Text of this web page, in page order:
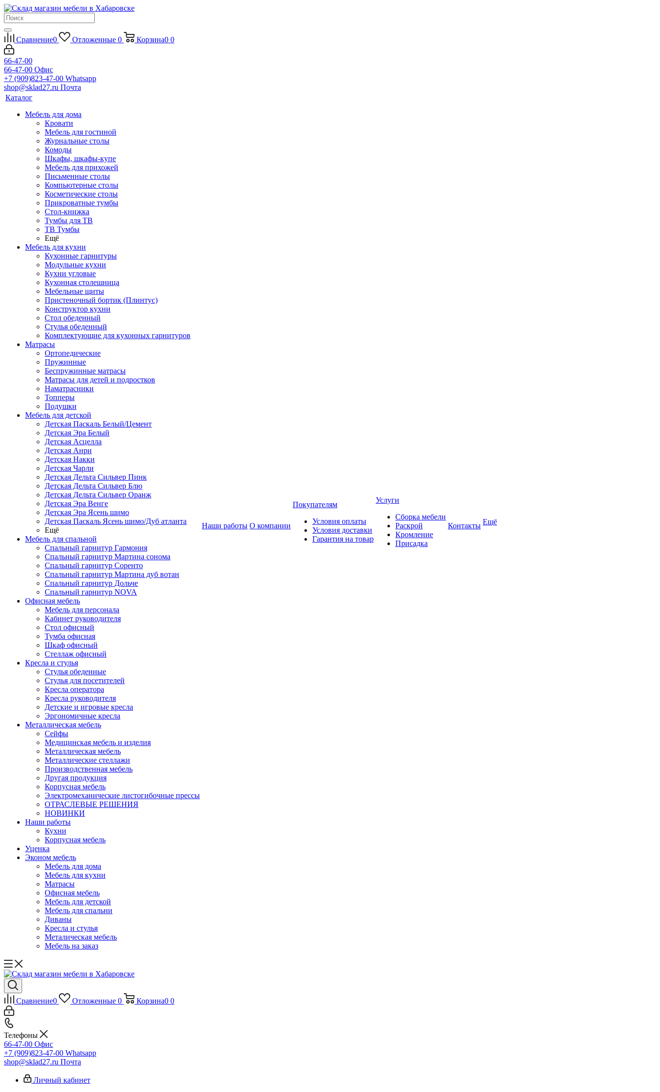
Сравнение0 Отложенные 0 Корзина0 0
66-47-00
66-47-00 Офис
+7 (909)823-47-00 Whatsapp
shop@sklad27.ru Почта
Каталог
Мебель для дома
Кровати
Мебель для гостиной
Журнальные столы
Комоды
Шкафы, шкафы-купе
Мебель для прихожей
Письменные столы
Компьютерные столы
Косметические столы
Прикроватные тумбы
Стол-книжка
Тумбы для ТВ
ТВ Тумбы
Ещё
Мебель для кухни
Кухонные гарнитуры
Модульные кухни
Кухни угловые
Кухонная столешница
Мебельные щиты
Пристеночный бортик (Плинтус)
Конструктор кухни
Стол обеденный
Стулья обеденный
Комплектующие для кухонных гарнитуров
Матраcы
Ортопедические
Пружинные
Беспружинные матрасы
Матрасы для детей и подростков
Наматрасники
Топперы
Подушки
Мебель для детской
Детская Паскаль Белый/Цемент
Детская Эра Белый
Детская Асцелла
Детская Анри
Детская Накки
Детская Чарли
Детская Дельта Сильвер Пинк
Детская Дельта Сильвер Блю
Детская Дельта Сильвер Оранж
Детская Эра Венге
Детская Эра Ясень шимо
Детская Паскаль Ясень шимо/Дуб атланта
Ещё
Мебель для спальной
Спальный гарнитур Гармония
Спальный гарнитур Мартина сонома
Спальный гарнитур Соренто
Спальный гарнитур Мартина дуб вотан
Спальный гарнитур Дольче
Спальный гарнитур NOVA
Офисная мебель
Мебель для персонала
Кабинет руководителя
Стол офисный
Тумба офисная
Шкаф офисный
Стеллаж офисный
Кресла и стулья
Стулья обеденные
Стулья для посетителей
Кресла оператора
Кресла руководителя
Детские и игровые кресла
Эргономичные кресла
Металлическая мебель
Сейфы
Медицинская мебель и изделия
Металлическая мебель
Металлические стеллажи
Производственная мебель
Другая продукция
Корпусная мебель
Электромеханические листогибочные прессы
ОТРАСЛЕВЫЕ РЕШЕНИЯ
НОВИНКИ
Наши работы
Кухни
Корпусная мебель
Уценка
Эконом мебель
Мебель для дома
Мебель для кухни
Матрасы
Офисная мебель
Мебель для детской
Мебель для спальни
Диваны
Кресла и стулья
Металическая мебель
Мебель на заказ
Наши работы О компании
Покупателям
Условия оплаты
Условия доставки
Гарантия на товар
Услуги
Сборка мебели
Раскрой
Кромление
Присадка
Контакты Ещё
Сравнение0 Отложенные 0 Корзина0 0
Телефоны
66-47-00 Офис
+7 (909)823-47-00 Whatsapp
shop@sklad27.ru Почта
Личный кабинет